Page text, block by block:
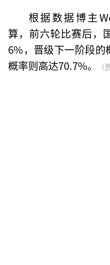
根据数据博主
算，前六轮比赛后，
6%，晋级下一阶段
概率则高达70.7%。